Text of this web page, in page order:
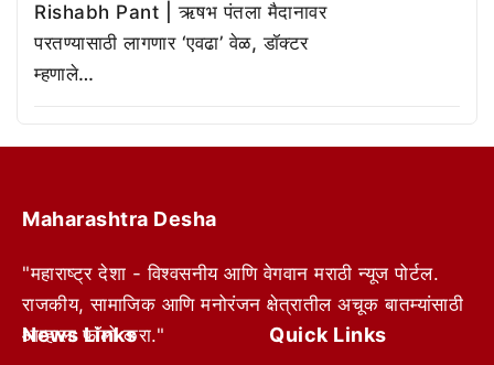
Rishabh Pant | ऋषभ पंतला मैदानावर
परतण्यासाठी लागणार ‘एवढा’ वेळ, डॉक्टर
म्हणाले…
Maharashtra Desha
"महाराष्ट्र देशा - विश्वसनीय आणि वेगवान मराठी न्यूज पोर्टल.
राजकीय, सामाजिक आणि मनोरंजन क्षेत्रातील अचूक बातम्यांसाठी
आम्हाला फॉलो करा."
News Links Quick Links